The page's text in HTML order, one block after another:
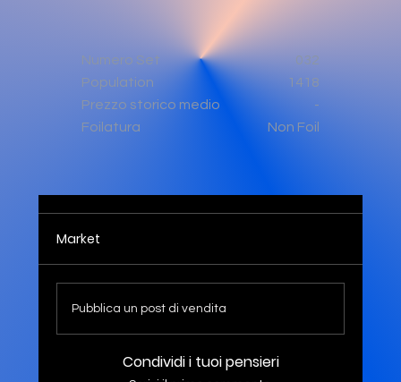
Numero Set
Population
Prezzo storico medio
Foilatura
032
1418
-
Non Foil
Market
Pubblica un post di vendita
Condividi i tuoi pensieri